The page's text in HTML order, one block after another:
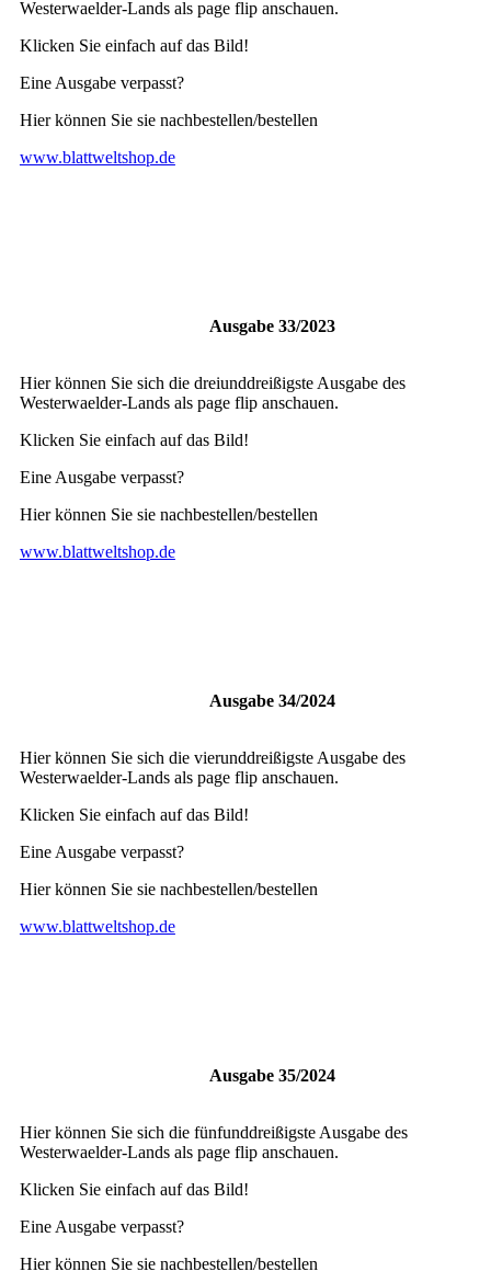
Westerwaelder-Lands als page flip anschauen.
Klicken Sie einfach auf das Bild!
Eine Ausgabe verpasst?
Hier können Sie sie nachbestellen/bestellen
www.blattweltshop.de
Ausgabe 33/2023
Hier können Sie sich die dreiunddreißigste Ausgabe des
Westerwaelder-Lands als page flip anschauen.
Klicken Sie einfach auf das Bild!
Eine Ausgabe verpasst?
Hier können Sie sie nachbestellen/bestellen
www.blattweltshop.de
Ausgabe 34/2024
Hier können Sie sich die vierunddreißigste Ausgabe des
Westerwaelder-Lands als page flip anschauen.
Klicken Sie einfach auf das Bild!
Eine Ausgabe verpasst?
Hier können Sie sie nachbestellen/bestellen
www.blattweltshop.de
Ausgabe 35/2024
Hier können Sie sich die fünfunddreißigste Ausgabe des
Westerwaelder-Lands als page flip anschauen.
Klicken Sie einfach auf das Bild!
Eine Ausgabe verpasst?
Hier können Sie sie nachbestellen/bestellen